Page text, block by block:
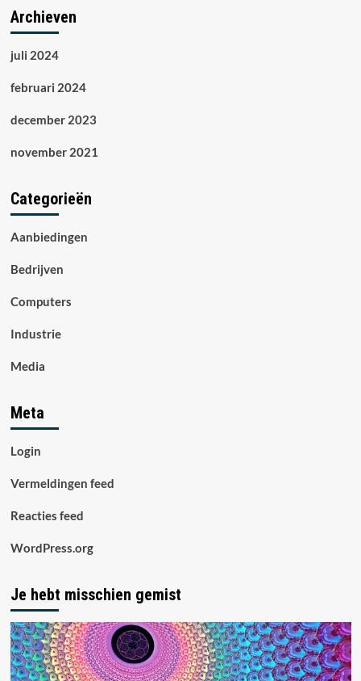
Archieven
juli 2024
februari 2024
december 2023
november 2021
Categorieën
Aanbiedingen
Bedrijven
Computers
Industrie
Media
Meta
Login
Vermeldingen feed
Reacties feed
WordPress.org
Je hebt misschien gemist